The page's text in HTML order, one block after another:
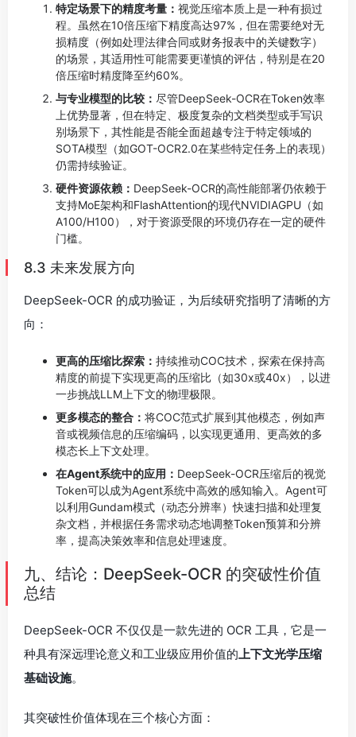
特定场景下的精度考量： 视觉压缩本质上是一种有损过
程。虽然在10倍压缩下精度高达97%，但在需要绝对无
损精度（例如处理法律合同或财务报表中的关键数字）
的场景，其适用性可能需要更谨慎的评估，特别是在20
倍压缩时精度降至约60%。
与专业模型的比较： 尽管DeepSeek-OCR在Token效率
上优势显著，但在特定、极度复杂的文档类型或手写识
别场景下，其性能是否能全面超越专注于特定领域的
SOTA模型（如GOT-OCR2.0在某些特定任务上的表现）
仍需持续验证。
硬件资源依赖： DeepSeek-OCR的高性能部署仍依赖于
支持MoE架构和FlashAttention的现代NVIDIAGPU（如
A100/H100），对于资源受限的环境仍存在一定的硬件
门槛。
8.3 未来发展方向
DeepSeek-OCR 的成功验证，为后续研究指明了清晰的方
向：
更高的压缩比探索： 持续推动COC技术，探索在保持高
精度的前提下实现更高的压缩比（如30x或40x），以进
一步挑战LLM上下文的物理极限。
更多模态的整合： 将COC范式扩展到其他模态，例如声
音或视频信息的压缩编码，以实现更通用、更高效的多
模态长上下文处理。
在Agent系统中的应用： DeepSeek-OCR压缩后的视觉
Token可以成为Agent系统中高效的感知输入。Agent可
以利用Gundam模式（动态分辨率）快速扫描和处理复
杂文档，并根据任务需求动态地调整Token预算和分辨
率，提高决策效率和信息处理速度。
九、结论：DeepSeek-OCR 的突破性价值
总结
DeepSeek-OCR 不仅仅是一款先进的 OCR 工具，它是一
种具有深远理论意义和工业级应用价值的上下文光学压缩
基础设施。
其突破性价值体现在三个核心方面：